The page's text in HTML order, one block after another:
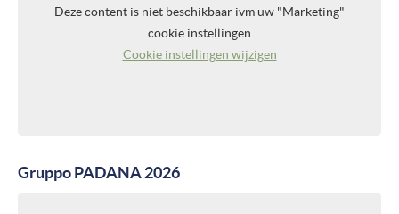
Deze content is niet beschikbaar ivm uw "Marketing"
cookie instellingen
Cookie instellingen wijzigen
Gruppo PADANA 2026